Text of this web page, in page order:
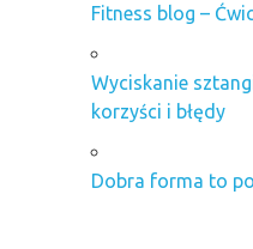
Fitness blog –
Wyciskanie
korzyści i błędy
Dobra forma to